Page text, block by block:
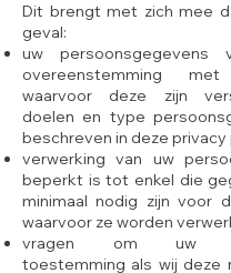
Dit brengt met zich mee
geval:
uw persoonsgegevens
overeenstemming
waarvoor deze zijn
doelen en type
beschreven in deze privacy
verwerking van uw
beperkt is tot enkel die
minimaal nodig zijn voor
waarvoor ze worden
vragen om uw
toestemming als wij deze